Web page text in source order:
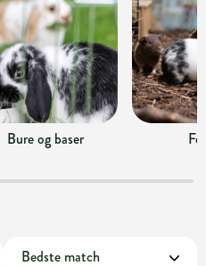
Bure og baser